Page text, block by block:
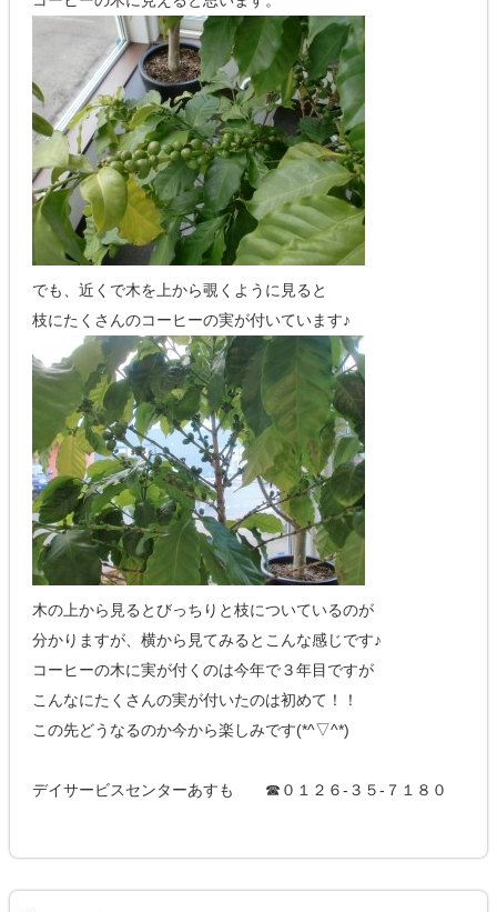
でも、近くで木を上から覗くように見ると
枝にたくさんのコーヒーの実が付いています♪
木の上から見るとびっちりと枝についているのが
分かりますが、横から見てみるとこんな感じです♪
コーヒーの木に実が付くのは今年で３年目ですが
こんなにたくさんの実が付いたのは初めて！！
この先どうなるのか今から楽しみです(*^▽^*)
デイサービスセンターあすも ☎０１２６-３５-７１８０